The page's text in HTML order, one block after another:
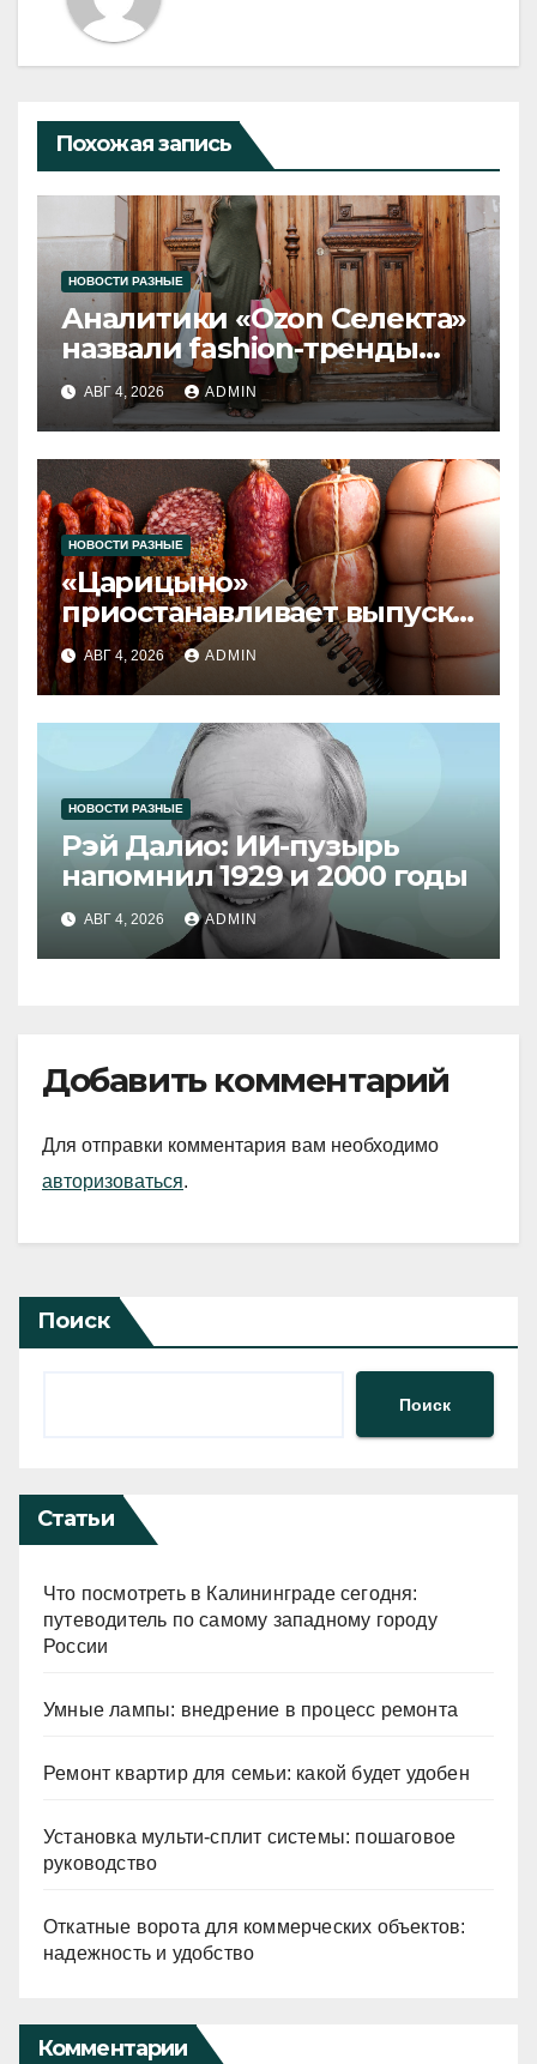
Похожая запись
НОВОСТИ РАЗНЫЕ
Аналитики «Ozon Селекта»
назвали fashion-тренды
2026 года
АВГ 4, 2026 ADMIN
НОВОСТИ РАЗНЫЕ
«Царицыно»
приостанавливает выпуск
продукции
АВГ 4, 2026 ADMIN
НОВОСТИ РАЗНЫЕ
Рэй Далио: ИИ-пузырь
напомнил 1929 и 2000 годы
АВГ 4, 2026 ADMIN
Добавить комментарий
Для отправки комментария вам необходимо
авторизоваться.
Поиск
Поиск
Статьи
Что посмотреть в Калининграде сегодня:
путеводитель по самому западному городу
России
Умные лампы: внедрение в процесс ремонта
Ремонт квартир для семьи: какой будет удобен
Установка мульти-сплит системы: пошаговое
руководство
Откатные ворота для коммерческих объектов:
надежность и удобство
Комментарии